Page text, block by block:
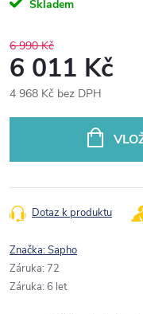
Skladem
6 990 Kč
6 011 Kč
4 968 Kč bez DPH
Dotaz k produktu
Značka:Sapho
Záruka: 72
Záruka: 6 let